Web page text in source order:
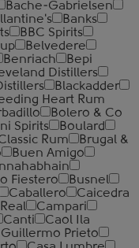
Bache-Gabrielsen
Banks
BBC Spirits
Belvedere
Benriach
Bepi
Distillers
Blackadder
Heart Rum
Bolero & Co
Spirits
Boulard
Rum
Brugal &
Buen Amigo
Fiestero
Busnel
Caballero
Caicedra
Campari
Canti
Caol Ila
Prieto